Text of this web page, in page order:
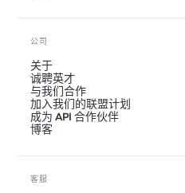
公司
关于
诚聘英才
与我们合作
加入我们的联盟计划
成为 API 合作伙伴
博客
客服